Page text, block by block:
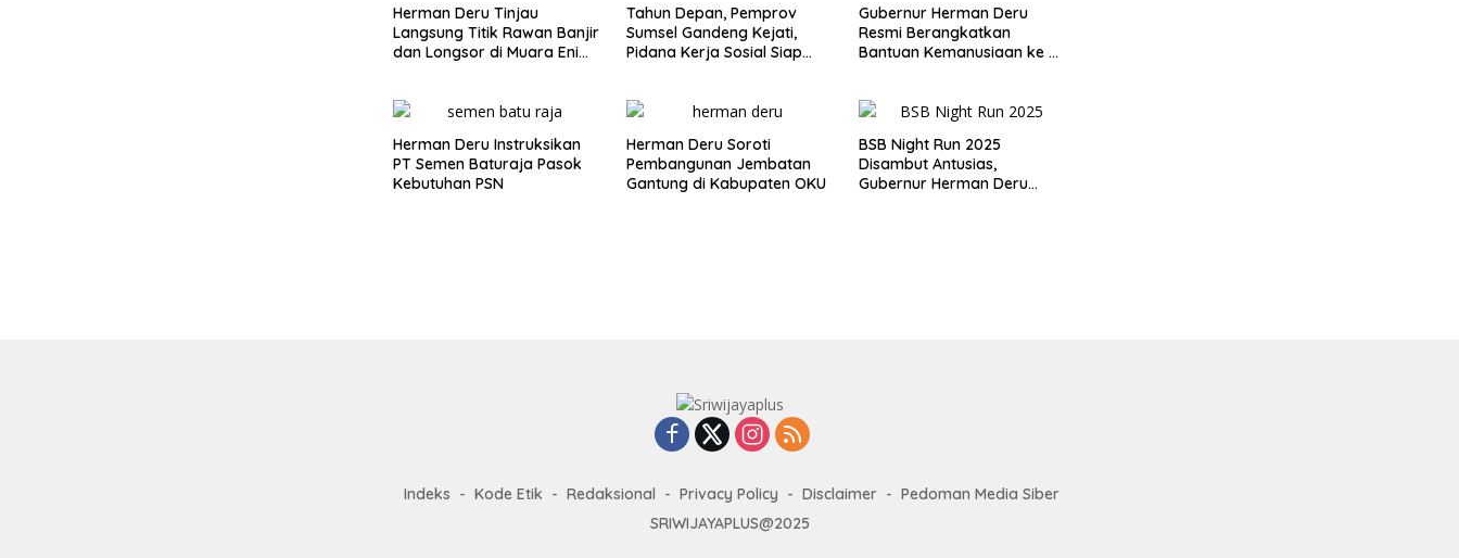
Herman Deru Tinjau
Langsung Titik Rawan Banjir
dan Longsor di Muara Enim,
Tahun Depan, Pemprov
Sumsel Gandeng Kejati,
Pidana Kerja Sosial Siap
Gubernur Herman Deru
Resmi Berangkatkan
Bantuan Kemanusiaan ke 3
Herman Deru Instruksikan
PT Semen Baturaja Pasok
Kebutuhan PSN
Herman Deru Soroti
Pembangunan Jembatan
Gantung di Kabupaten OKU
BSB Night Run 2025
Disambut Antusias,
Gubernur Herman Deru
Indeks Kode Etik Redaksional Privacy Policy Disclaimer
Pedoman Media Siber
SRIWIJAYAPLUS@2025